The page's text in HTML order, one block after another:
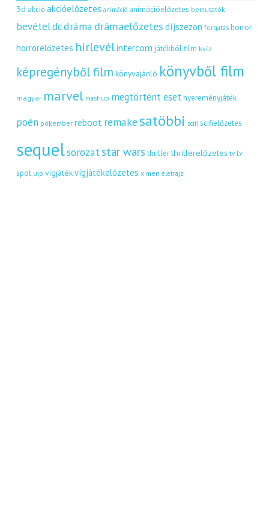
3d akció akcióelőzetes animáció animációelőzetes bemutatók
bevételdcdráma drámaelőzetes díjszezon forgatás horror
horrorelőzetes hírlevélintercom játékból film kvíz
képregényből film könyvajánló könyvből film
magyar marvel mashup megtörtént eset nyereményjáték
poén pókember reboot remakesatöbbi scifi scifielőzetes
sequelsorozatstar wars thriller thrillerelőzetes tv tv
spot uip vígjátékvígjátékelőzetes x men életrajz